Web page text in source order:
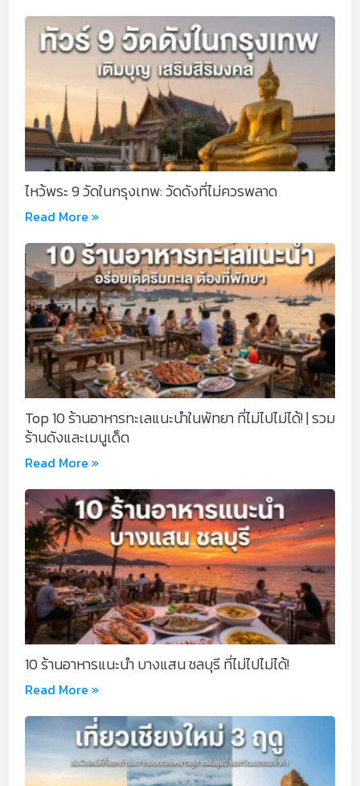
ไหว้พระ 9 วัดในกรุงเทพ: วัดดังที่ไม่ควรพลาด
Read More »
Top 10 ร้านอาหารทะเลแนะนำในพัทยา ที่ไม่ไปไม่ได้! | รวม
ร้านดังและเมนูเด็ด
Read More »
10 ร้านอาหารแนะนำ บางแสน ชลบุรี ที่ไม่ไปไม่ได้!
Read More »